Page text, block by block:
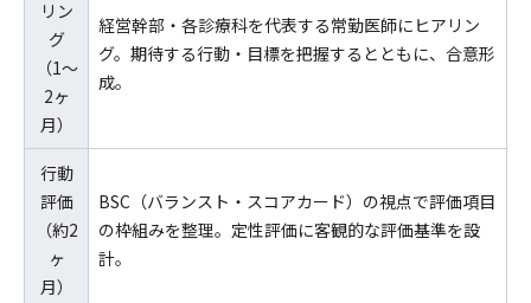
リン
グ
（1～
2ヶ
月）
経営幹部・各診療科を代表する常勤医師にヒアリン
グ。期待する行動・目標を把握するとともに、合意形
成。
行動
評価
（約2
ヶ
月）
BSC（バランスト・スコアカード）の視点で評価項目
の枠組みを整理。定性評価に客観的な評価基準を設
計。